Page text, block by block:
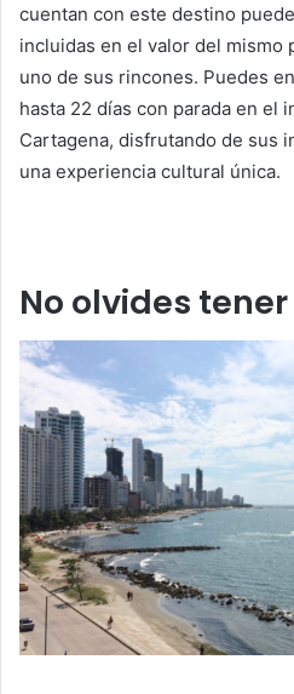
cuentan con este destino
incluidas en el valor del mismo
uno de sus rincones. Puedes
hasta 22 días con parada en el
Cartagena, disfrutando de sus
una experiencia cultural única.
No olvides